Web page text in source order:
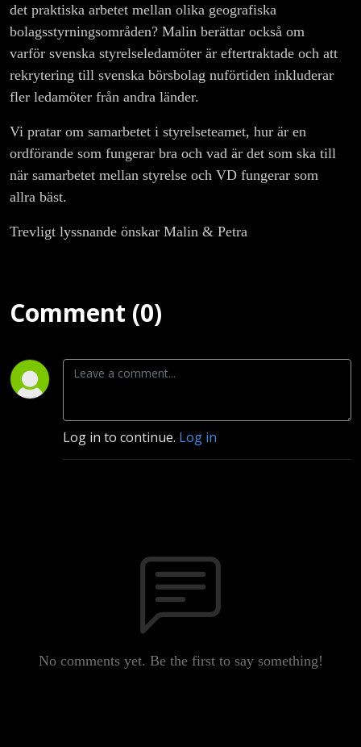
det praktiska arbetet mellan olika geografiska
bolagsstyrningsområden? Malin berättar också om
varför svenska styrelseledamöter är eftertraktade och att
rekrytering till svenska börsbolag nuförtiden inkluderar
fler ledamöter från andra länder.
Vi pratar om samarbetet i styrelseteamet, hur är en
ordförande som fungerar bra och vad är det som ska till
när samarbetet mellan styrelse och VD fungerar som
allra bäst.
Trevligt lyssnande önskar Malin & Petra
Comment (0)
Log in to continue. Log in
No comments yet. Be the first to say something!